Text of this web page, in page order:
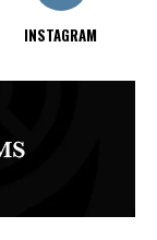
INSTAGRAM